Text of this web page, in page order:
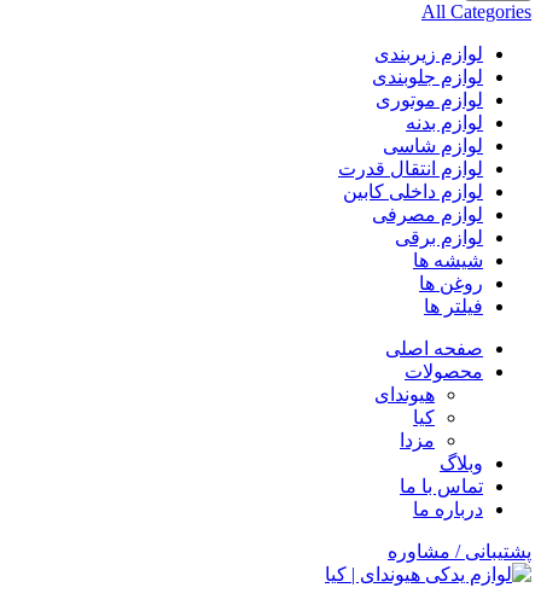
All Categories
لوازم زیربندی
لوازم جلوبندی
لوازم موتوری
لوازم بدنه
لوازم شاسی
لوازم انتقال قدرت
لوازم داخلی کابین
لوازم مصرفی
لوازم برقی
شیشه ها
روغن ها
فیلتر ها
صفحه اصلی
محصولات
هیوندای
کیا
مزدا
وبلاگ
تماس با ما
درباره ما
پشتیبانی / مشاوره